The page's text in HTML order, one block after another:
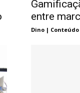
entre
Dino |